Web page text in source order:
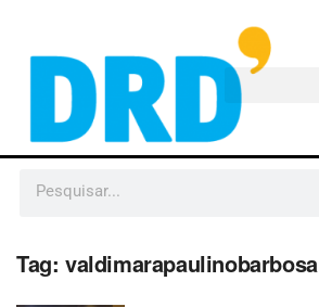
Tag: valdimarapaulinobarbosa